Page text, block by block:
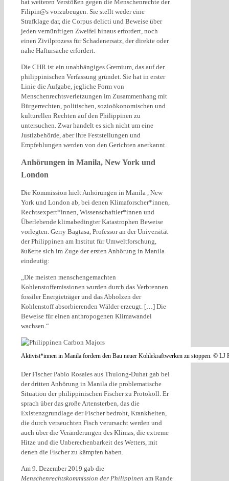
hat weiteren Verstößen gegen die Menschenrechte der
Filipin@s vorzubeugen. Sie stellt weder eine
Strafklage dar, die Corpus delicti und Beweise über
jeden vernünftigen Zweifel hinaus erfordert, noch
einen Zivilprozess für Schadenersatz, der direkte oder
nahe Haftursache erfordert.
Die CHR ist ein unabhängiges Gremium, das auf der
philippinischen Verfassung gründet. Sie hat in erster
Linie die Aufgabe, jegliche Form von
Menschenrechtsverletzungen im Zusammenhang mit
Bürgerrechten, politischen, sozioökonomischen und
kulturellen Rechten auf den Philippinen zu
untersuchen. Zwar handelt es sich nicht um eine
Justizbehörde, aber ihre Feststellungen und
Empfehlungen werden von den Gerichten anerkannt.
Anhörungen in Manila, New York und
London
Die Kommission hielt Anhörungen in Manila , New
York und London ab, bei denen Klimaforscher*innen,
Rechtsexpert*innen, Wissenschaftler*innen und
Überlebende klimabedingter Katastrophen Beweise
vorlegten. Gerry Bagtasa, Professor an der Universität
der Philippinen am Institut für Umweltforschung,
äußerte sich im Zuge der ersten Anhörung in Manila
eindeutig:
„Die meisten menschengemachten
Kohlenstoffemissionen wurden durch das Verbrennen
fossiler Energieträger und das Abholzen der
Kohlenstoff absorbierenden Wälder erzeugt. […] Die
Beweise für einen anthropogenen Klimawandel
wachsen.“
Aktivist*innen in Manila fordern den Bau neuer Kohlekraftwerken zu stoppen. © LJ
Der Fischer Pablo Rosales aus Thulong-Duhat gab bei
der dritten Anhörung in Manila die problematische
Situation der philippinischen Fischer zu Protokoll. Er
sprach über das große Artensterben, das die
Existenzgrundlage der Fischer bedroht, Krankheiten,
die durch verseuchten Fisch verursacht werden und
auch über die Veränderungen des Klimas, die extreme
Hitze und die Unberechenbarkeit des Wetters, mit
denen die Fischer zu kämpfen haben.
Am 9. Dezember 2019 gab die
Menschenrechtskommission der Philippinen am Rande